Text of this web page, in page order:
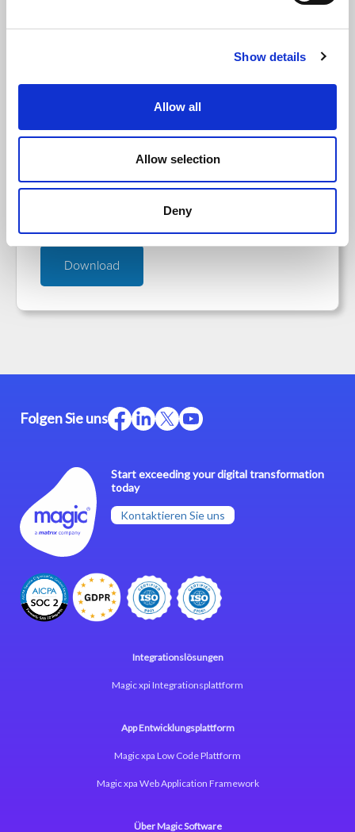
Show details
Allow all
Allow selection
Deny
Webinar
Retail Revolution – Wie Systemintegration den
Groß- und Einzelhandel verändert
Download
Start exceeding your digital transformation
today
Kontaktieren Sie uns
Folgen Sie uns
Integrationslösungen
Magic xpi Integrationsplattform
App Entwicklungsplattform
Magic xpa Low Code Plattform
Magic xpa Web Application Framework
Über Magic Software